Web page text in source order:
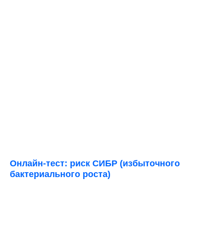
Онлайн-тест: риск СИБР (избыточного
бактериального роста)